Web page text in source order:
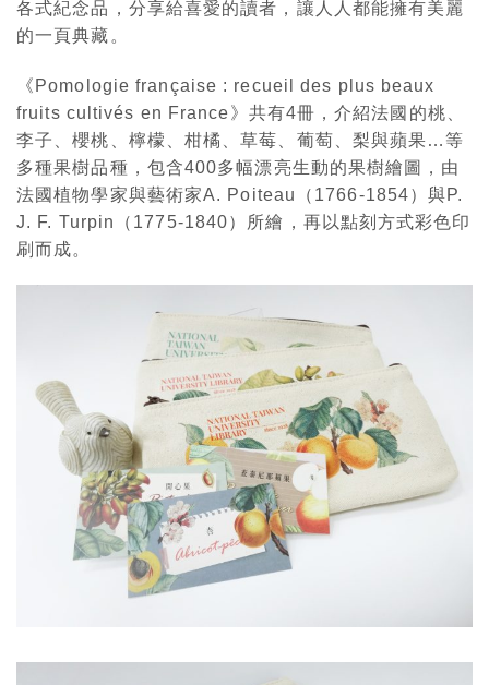
各式紀念品，分享給喜愛的讀者，讓人人都能擁有美麗
的一頁典藏。
《Pomologie française : recueil des plus beaux
fruits cultivés en France》共有4冊，介紹法國的桃、
李子、櫻桃、檸檬、柑橘、草莓、葡萄、梨與蘋果…等
多種果樹品種，包含400多幅漂亮生動的果樹繪圖，由
法國植物學家與藝術家A. Poiteau（1766-1854）與P.
J. F. Turpin（1775-1840）所繪，再以點刻方式彩色印
刷而成。